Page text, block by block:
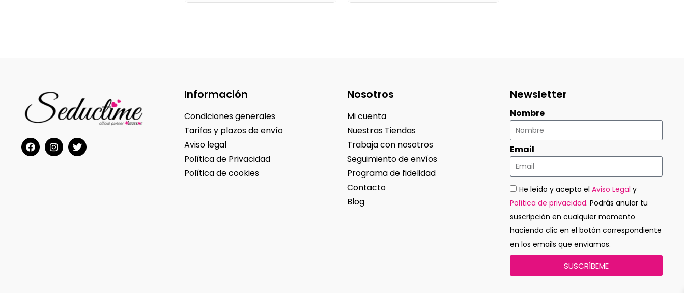
Información
Condiciones generales
Tarifas y plazos de envío
Aviso legal
Política de Privacidad
Política de cookies
Nosotros
Mi cuenta
Nuestras Tiendas
Trabaja con nosotros
Seguimiento de envíos
Programa de fidelidad
Contacto
Blog
Newsletter
Nombre
Email
He leído y acepto el Aviso Legal y
Política de privacidad. Podrás anular tu
suscripción en cualquier momento
haciendo clic en el botón correspondiente
en los emails que enviamos.
SUSCRÍBEME